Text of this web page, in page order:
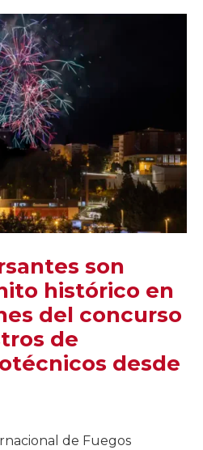
son
histórico en
del concurso
de
desde
de Fuegos